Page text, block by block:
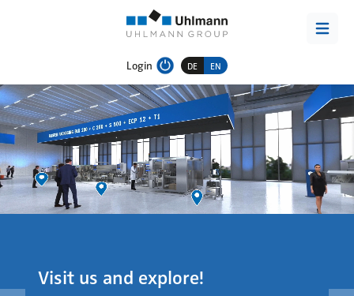
Login DE EN
Visit us and explore!